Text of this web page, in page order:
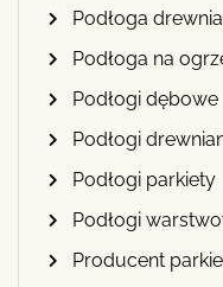
Podłoga
Podłoga na
Podłogi dębowe
Podłogi
Podłogi parkiety
Podłogi
Producent